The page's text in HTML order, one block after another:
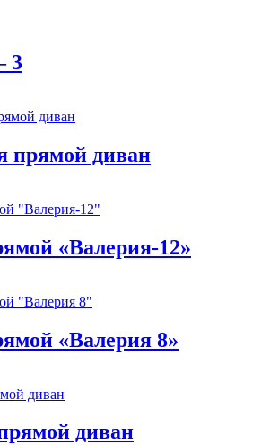
3
прямой диван
«Валерия-12»
«Валерия 8»
диван